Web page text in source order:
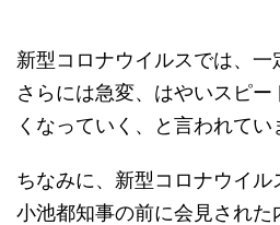
新型コロナウイルスでは、一
さらには急変、はやいスピ
くなっていく、と言われてい
ちなみに、新型コロナウイル
小池都知事の前に会見された